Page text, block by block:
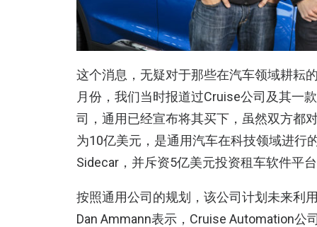
这个消息，无疑对于那些在汽车领域耕耘
月份，我们当时报道过Cruise公司及其一
司，通用已经宣布将其买下，虽然双方都
为10亿美元，是通用汽车在科技领域进行
Sidecar，并斥资5亿美元投资租车软件平
按照通用公司的规划，该公司计划未来利
Dan Ammann表示，Cruise Automation